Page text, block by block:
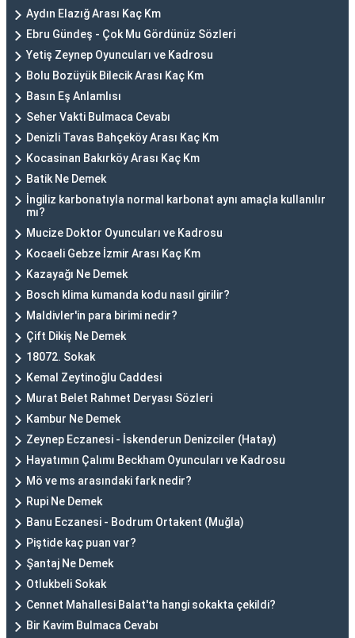
Aydın Elazığ Arası Kaç Km
Ebru Gündeş - Çok Mu Gördünüz Sözleri
Yetiş Zeynep Oyuncuları ve Kadrosu
Bolu Bozüyük Bilecik Arası Kaç Km
Basın Eş Anlamlısı
Seher Vakti Bulmaca Cevabı
Denizli Tavas Bahçeköy Arası Kaç Km
Kocasinan Bakırköy Arası Kaç Km
Batik Ne Demek
İngiliz karbonatıyla normal karbonat aynı amaçla kullanılır
mı?
Mucize Doktor Oyuncuları ve Kadrosu
Kocaeli Gebze İzmir Arası Kaç Km
Kazayağı Ne Demek
Bosch klima kumanda kodu nasıl girilir?
Maldivler'in para birimi nedir?
Çift Dikiş Ne Demek
18072. Sokak
Kemal Zeytinoğlu Caddesi
Murat Belet Rahmet Deryası Sözleri
Kambur Ne Demek
Zeynep Eczanesi - İskenderun Denizciler (Hatay)
Hayatımın Çalımı Beckham Oyuncuları ve Kadrosu
Mö ve ms arasındaki fark nedir?
Rupi Ne Demek
Banu Eczanesi - Bodrum Ortakent (Muğla)
Piştide kaç puan var?
Şantaj Ne Demek
Otlukbeli Sokak
Cennet Mahallesi Balat'ta hangi sokakta çekildi?
Bir Kavim Bulmaca Cevabı